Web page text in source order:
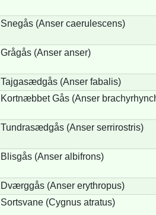
Snegås (Anser caerulescens)
Grågås (Anser anser)
Tajgasædgås (Anser fabalis)
Kortnæbbet Gås (Anser
Tundrasædgås (Anser serrirostris)
Blisgås (Anser albifrons)
Dværggås (Anser erythropus)
Sortsvane (Cygnus atratus)